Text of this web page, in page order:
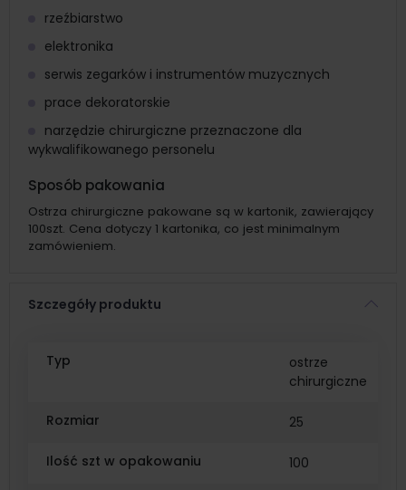
rzeźbiarstwo
elektronika
serwis zegarków i instrumentów muzycznych
prace dekoratorskie
narzędzie chirurgiczne przeznaczone dla
wykwalifikowanego personelu
Sposób pakowania
Ostrza chirurgiczne pakowane są w kartonik, zawierający
100szt. Cena dotyczy 1 kartonika, co jest minimalnym
zamówieniem.
Szczegóły produktu
Typ
ostrze
chirurgiczne
Rozmiar 25
Ilość szt w opakowaniu 100